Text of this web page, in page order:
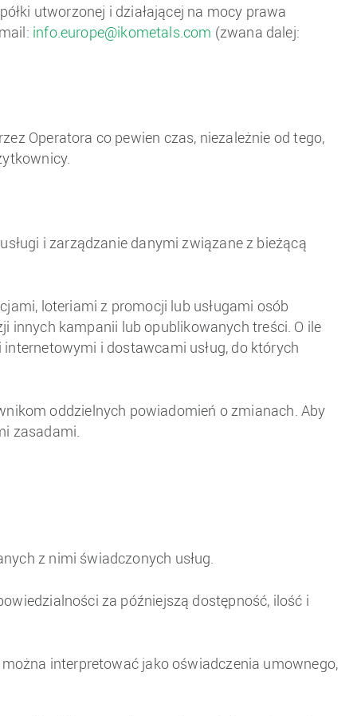
utworzonej i działającej na mocy prawa
info.europe@ikometals.com (zwana dalej:
Operatora co pewien czas, niezależnie od tego,
i zarządzanie danymi związane z bieżącą
loteriami z promocji lub usługami osób
innych kampanii lub opublikowanych treści. O ile
i dostawcami usług, do których
oddzielnych powiadomień o zmianach. Aby
zasadami.
z nimi świadczonych usług.
za późniejszą dostępność, ilość i
interpretować jako oświadczenia umownego,